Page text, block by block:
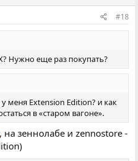
#18
Нужно еще раз покупать?
меня Extension Edition? и как
в «старом вагоне».
, на зеннолабе и zennostore -